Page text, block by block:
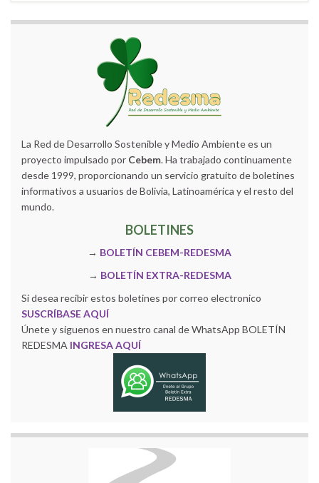
La Red de Desarrollo Sostenible y Medio Ambiente es un
proyecto impulsado por Cebem. Ha trabajado continuamente
desde 1999, proporcionando un servicio gratuito de boletines
informativos a usuarios de Bolivia, Latinoamérica y el resto del
mundo.
BOLETINES
→ BOLETÍN CEBEM-REDESMA
→ BOLETÍN EXTRA-REDESMA
Si desea recibir estos boletines por correo electronico
SUSCRÍBASE AQUÍ
Únete y siguenos en nuestro canal de WhatsApp BOLETÍN
REDESMA INGRESA AQUÍ